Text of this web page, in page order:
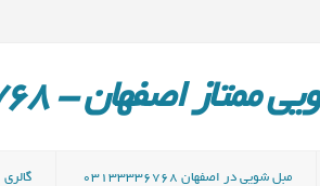
اصفهان - 03133336768
مبل شویی در اصفهان 03133336768 گالری